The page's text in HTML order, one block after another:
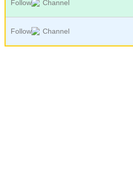
Follow Channel
Follow Channel